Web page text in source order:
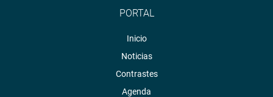
PORTAL
Inicio
Noticias
Contrastes
Agenda